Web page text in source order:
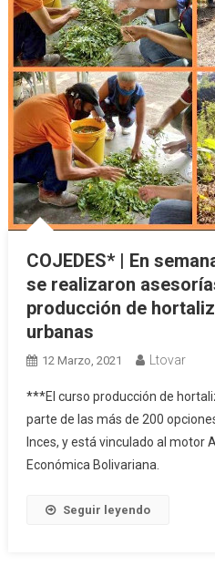
COJEDES* | En
se realizaron
producción de
urbanas
12 Marzo, 2021 Ltovar
***El curso producción de
parte de las más de 200
Inces, y está vinculado al motor
Económica Bolivariana.
Seguir leyendo